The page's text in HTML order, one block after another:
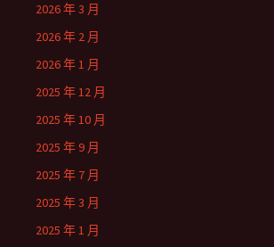
2026 年 3 月
2026 年 2 月
2026 年 1 月
2025 年 12 月
2025 年 10 月
2025 年 9 月
2025 年 7 月
2025 年 3 月
2025 年 1 月